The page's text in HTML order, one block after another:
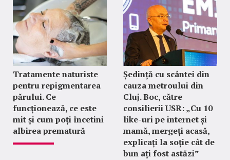
Tratamente naturiste
pentru repigmentarea
părului. Ce
funcționează, ce este
mit și cum poți încetini
albirea prematură
Ședință cu scântei din
cauza metroului din
Cluj. Boc, către
consilierii USR: „Cu 10
like-uri pe internet și
mamă, mergeți acasă,
explicați la soție cât de
bun ați fost astăzi”